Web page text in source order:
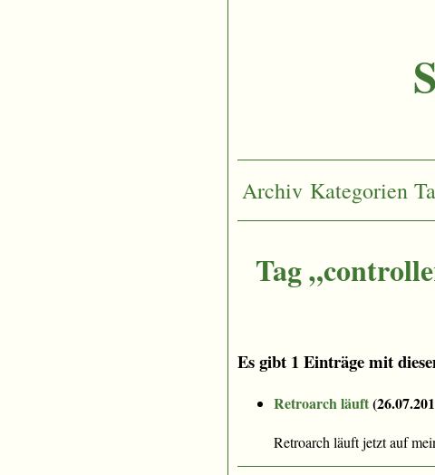
Archiv Kategorien
Tag
Es gibt 1 Einträge mit
Retroarch läuft(
Retroarch läuft jetzt auf